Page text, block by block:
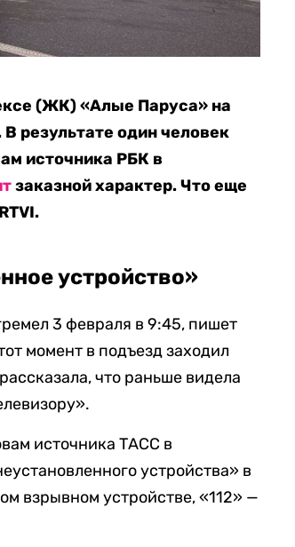
(ЖК) «Алые Паруса» на
результате один человек
источника РБК в
заказной характер. Что еще
устройство»
3 февраля в 9:45, пишет
момент в подъезд заходил
что раньше видела
источника ТАСС в
устройства» в
взрывном устройстве, «112» —